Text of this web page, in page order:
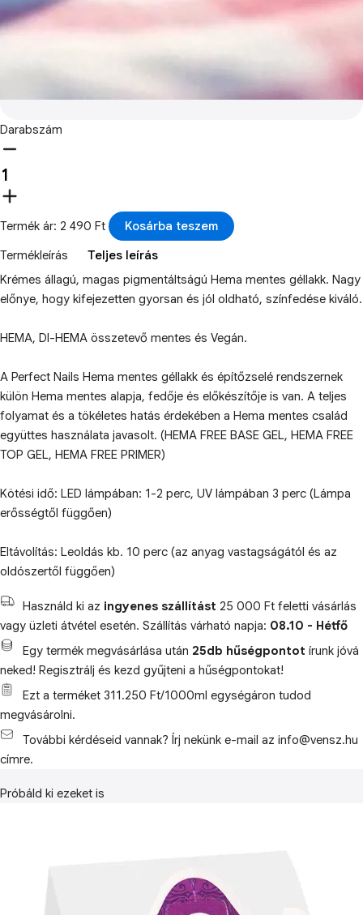
Darabszám
Termék ár: 2 490 Ft
Kosárba teszem
Termékleírás
Teljes leírás
Krémes állagú, magas pigmentáltságú Hema mentes géllakk. Nagy
előnye, hogy kifejezetten gyorsan és jól oldható, színfedése kiváló.
HEMA, DI-HEMA összetevő mentes és Vegán.
A Perfect Nails Hema mentes géllakk és építőzselé rendszernek
külön Hema mentes alapja, fedője és előkészítője is van. A teljes
folyamat és a tökéletes hatás érdekében a Hema mentes család
együttes használata javasolt. (HEMA FREE BASE GEL, HEMA FREE
TOP GEL, HEMA FREE PRIMER)
Kötési idő: LED lámpában: 1-2 perc, UV lámpában 3 perc (Lámpa
erősségtől függően)
Eltávolítás: Leoldás kb. 10 perc (az anyag vastagságától és az
oldószertől függően)
Használd ki az ingyenes szállítást 25 000 Ft feletti vásárlás
vagy üzleti átvétel esetén. Szállítás várható napja: 08.10 - Hétfő
Egy termék megvásárlása után 25db hűségpontot írunk jóvá
neked! Regisztrálj és kezd gyűjteni a hűségpontokat!
Ezt a terméket 311.250 Ft/1000ml egységáron tudod
megvásárolni.
További kérdéseid vannak? Írj nekünk e-mail az info@vensz.hu
címre.
Próbáld ki ezeket is